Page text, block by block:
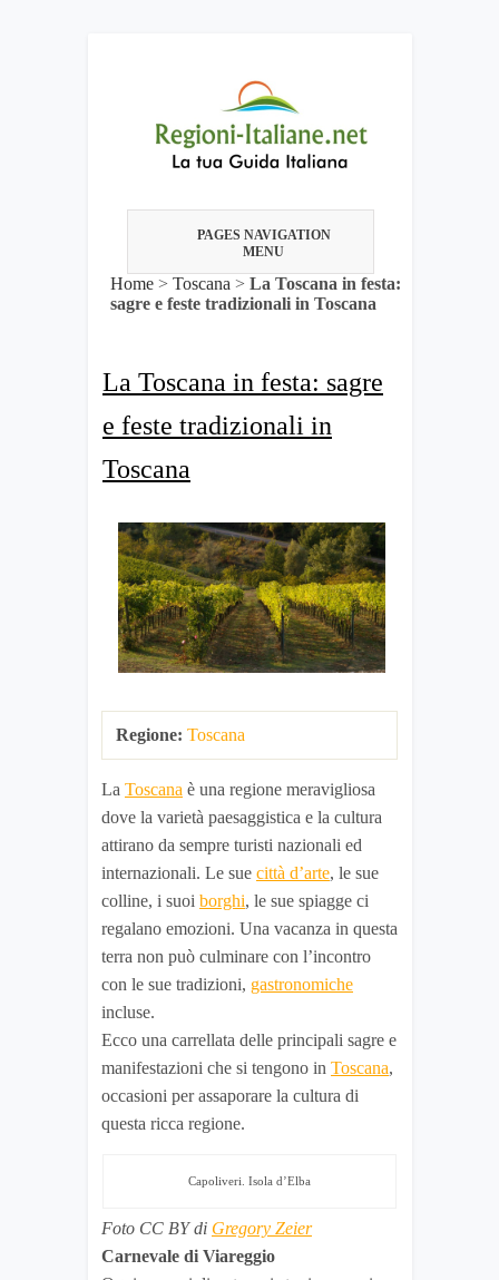
PAGES NAVIGATION
MENU
Home > Toscana > La Toscana in festa:
sagre e feste tradizionali in Toscana
La Toscana in festa: sagre
e feste tradizionali in
Toscana
Regione: Toscana
La Toscana è una regione meravigliosa
dove la varietà paesaggistica e la cultura
attirano da sempre turisti nazionali ed
internazionali. Le sue città d’arte, le sue
colline, i suoi borghi, le sue spiagge ci
regalano emozioni. Una vacanza in questa
terra non può culminare con l’incontro
con le sue tradizioni, gastronomiche
incluse.
Ecco una carrellata delle principali sagre e
manifestazioni che si tengono in Toscana,
occasioni per assaporare la cultura di
questa ricca regione.
Capoliveri. Isola d’Elba
Foto CC BY di Gregory Zeier
Carnevale di Viareggio